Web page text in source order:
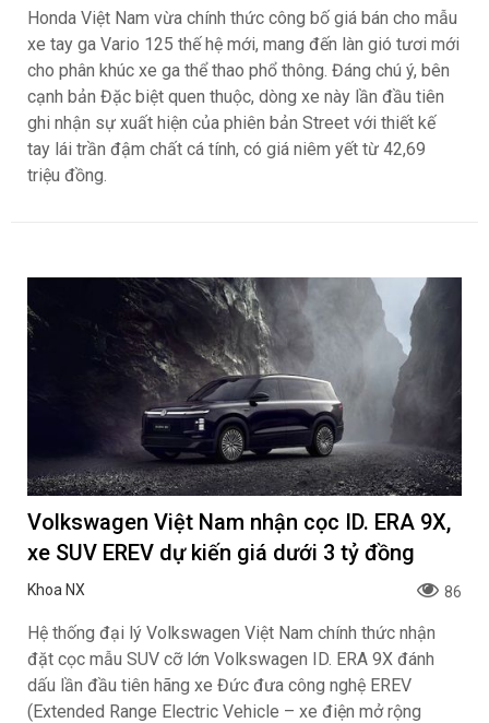
Honda Việt Nam vừa chính thức công bố giá bán cho mẫu
xe tay ga Vario 125 thế hệ mới, mang đến làn gió tươi mới
cho phân khúc xe ga thể thao phổ thông. Đáng chú ý, bên
cạnh bản Đặc biệt quen thuộc, dòng xe này lần đầu tiên
ghi nhận sự xuất hiện của phiên bản Street với thiết kế
tay lái trần đậm chất cá tính, có giá niêm yết từ 42,69
triệu đồng.
Volkswagen Việt Nam nhận cọc ID. ERA 9X,
xe SUV EREV dự kiến giá dưới 3 tỷ đồng
Khoa NX 86
Hệ thống đại lý Volkswagen Việt Nam chính thức nhận
đặt cọc mẫu SUV cỡ lớn Volkswagen ID. ERA 9X đánh
dấu lần đầu tiên hãng xe Đức đưa công nghệ EREV
(Extended Range Electric Vehicle – xe điện mở rộng